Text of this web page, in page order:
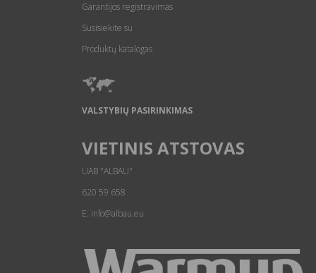
Garantijos registravimas
Susisiekite su
Produktų katalogas
VALSTYBIŲ PASIRINKIMAS
VIETINIS ATSTOVAS
UAB "ALBAU"
620 59 658
E: info@albau.eu